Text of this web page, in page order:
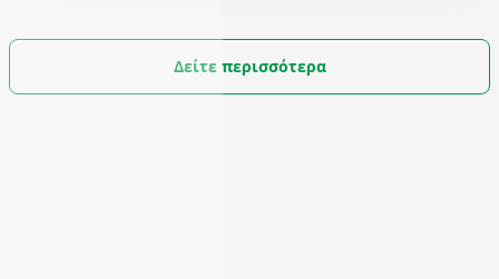
Δείτε περισσότερα